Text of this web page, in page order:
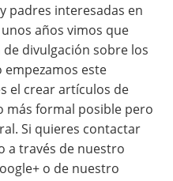
padres interesadas en
años vimos que
divulgación sobre los
este
el crear artículos de
más formal posible pero
Si quieres contactar
a través de nuestro
o de nuestro